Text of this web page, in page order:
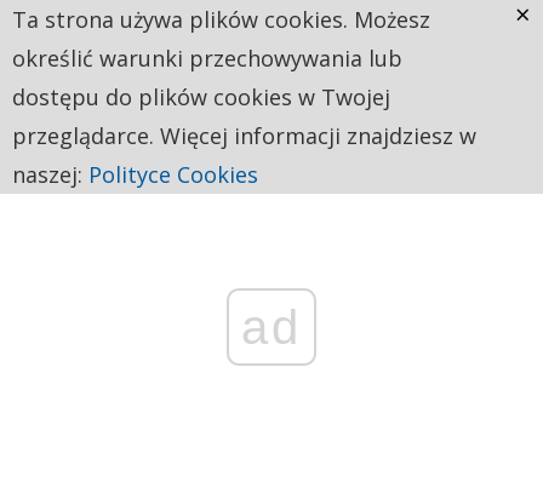
ad
Ta strona używa plików cookies. Możesz
określić warunki przechowywania lub
dostępu do plików cookies w Twojej
przeglądarce. Więcej informacji znajdziesz w
naszej: Polityce Cookies
×